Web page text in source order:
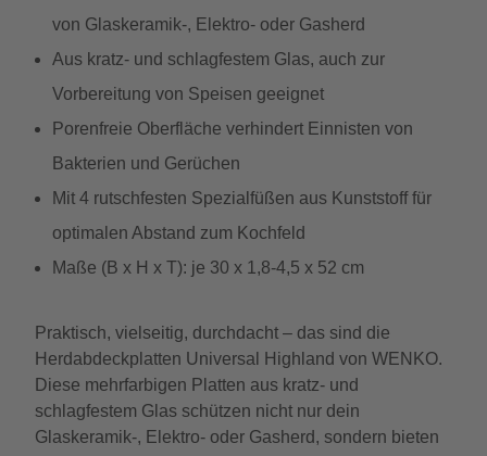
von Glaskeramik-, Elektro- oder Gasherd
Aus kratz- und schlagfestem Glas, auch zur
Vorbereitung von Speisen geeignet
Porenfreie Oberfläche verhindert Einnisten von
Bakterien und Gerüchen
Mit 4 rutschfesten Spezialfüßen aus Kunststoff für
optimalen Abstand zum Kochfeld
Maße (B x H x T): je 30 x 1,8-4,5 x 52 cm
Praktisch, vielseitig, durchdacht – das sind die
Herdabdeckplatten Universal Highland von WENKO.
Diese mehrfarbigen Platten aus kratz- und
schlagfestem Glas schützen nicht nur dein
Glaskeramik-, Elektro- oder Gasherd, sondern bieten